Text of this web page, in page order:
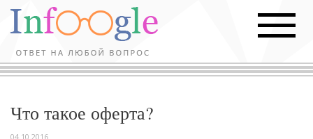
Что такое оферта?
04.10.2016